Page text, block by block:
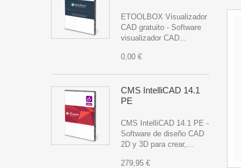
ETOOLBOX Visualizador
CAD gratuito - Software
visualizador CAD...
0,00 €
CMS IntelliCAD 14.1
PE
CMS IntelliCAD 14.1 PE -
Software de diseño CAD
2D y 3D para crear,...
279,95 €